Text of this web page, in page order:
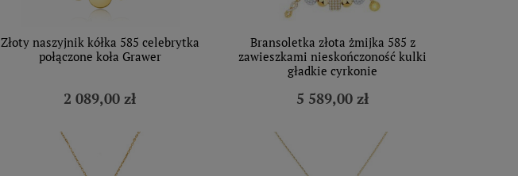
Złoty naszyjnik kółka 585 celebrytka
połączone koła Grawer
2 089,00 zł
Bransoletka złota żmijka 585 z
zawieszkami nieskończoność kulki
gładkie cyrkonie
5 589,00 zł